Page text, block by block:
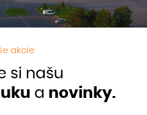
akcie
si našu
a novinky.